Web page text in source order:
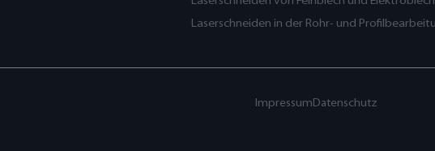
Laserschneiden in der Rohr- und
ImpressumDatenschutz